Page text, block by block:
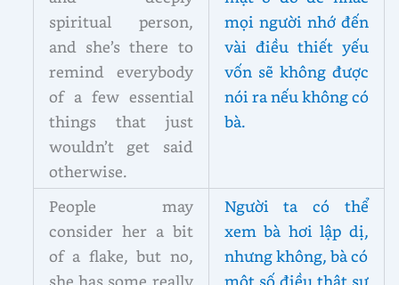
spiritual person,
and she’s there to
remind everybody
of a few essential
things that just
wouldn’t get said
otherwise.
mọi người nhớ đến
vài điều thiết yếu
vốn sẽ không được
nói ra nếu không có
bà.
People may
consider her a bit
of a flake, but no,
she has some really
Người ta có thể
xem bà hơi lập dị,
nhưng không, bà có
một số điều thật sự